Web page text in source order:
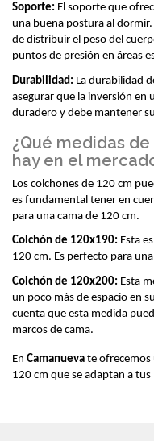
Soporte: El soporte que
una buena postura al
de distribuir el peso del
puntos de presión en áreas
Durabilidad: La durabilidad
asegurar que la inversión en
duradero y debe mantener
¿Qué medidas
hay en el
Los colchones de 120 cm
es fundamental tener en
para una cama de 120 cm.
Colchón de 120x190: Esta
120 cm. Es perfecto para
Colchón de 120x200: Esta
un poco más de espacio en
cuenta que esta medida
marcos de cama.
En Camanueva te ofrecemos
120 cm que se adaptan a